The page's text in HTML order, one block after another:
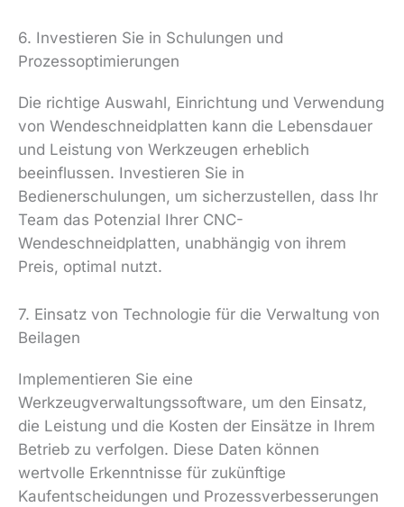
6. Investieren Sie in Schulungen und
Prozessoptimierungen
Die richtige Auswahl, Einrichtung und Verwendung
von Wendeschneidplatten kann die Lebensdauer
und Leistung von Werkzeugen erheblich
beeinflussen. Investieren Sie in
Bedienerschulungen, um sicherzustellen, dass Ihr
Team das Potenzial Ihrer CNC-
Wendeschneidplatten, unabhängig von ihrem
Preis, optimal nutzt.
7. Einsatz von Technologie für die Verwaltung von
Beilagen
Implementieren Sie eine
Werkzeugverwaltungssoftware, um den Einsatz,
die Leistung und die Kosten der Einsätze in Ihrem
Betrieb zu verfolgen. Diese Daten können
wertvolle Erkenntnisse für zukünftige
Kaufentscheidungen und Prozessverbesserungen